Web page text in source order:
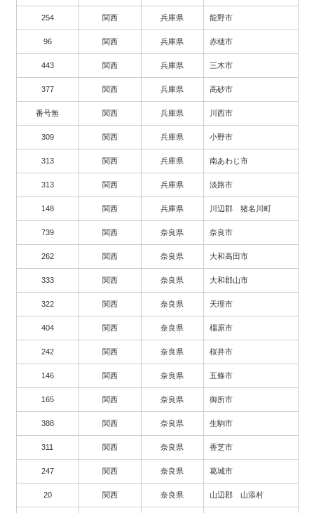
254 関西 兵庫県 龍野市
96 関西 兵庫県 赤穂市
443 関西 兵庫県 三木市
377 関西 兵庫県 高砂市
番号無 関西 兵庫県 川西市
309 関西 兵庫県 小野市
313 関西 兵庫県 南あわじ市
313 関西 兵庫県 淡路市
148 関西 兵庫県 川辺郡 猪名川町
739 関西 奈良県 奈良市
262 関西 奈良県 大和高田市
333 関西 奈良県 大和郡山市
322 関西 奈良県 天理市
404 関西 奈良県 橿原市
242 関西 奈良県 桜井市
146 関西 奈良県 五條市
165 関西 奈良県 御所市
388 関西 奈良県 生駒市
311 関西 奈良県 香芝市
247 関西 奈良県 葛城市
20 関西 奈良県 山辺郡 山添村